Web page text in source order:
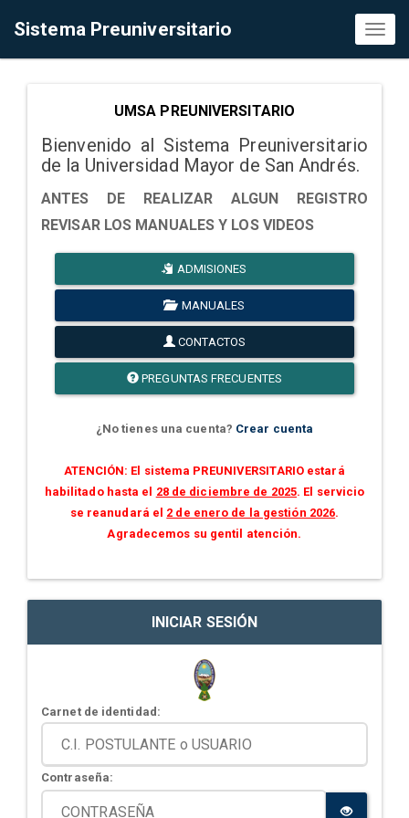
Sistema Preuniversitario
UMSA PREUNIVERSITARIO
Bienvenido al Sistema Preuniversitario
de la Universidad Mayor de San Andrés.
ANTES DE REALIZAR ALGUN REGISTRO
REVISAR LOS MANUALES Y LOS VIDEOS
ADMISIONES
MANUALES
CONTACTOS
PREGUNTAS FRECUENTES
¿No tienes una cuenta? Crear cuenta
ATENCIÓN: El sistema PREUNIVERSITARIO estará
habilitado hasta el 28 de diciembre de 2025. El servicio
se reanudará el 2 de enero de la gestión 2026.
Agradecemos su gentil atención.
INICIAR SESIÓN
Carnet de identidad:
Contraseña: